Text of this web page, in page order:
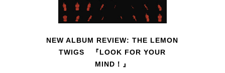
NEW ALBUM REVIEW: THE LEMON
TWIGS 『LOOK FOR YOUR
MIND！』